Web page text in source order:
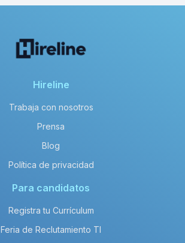
Hireline
Trabaja con nosotros
Prensa
Blog
Política de privacidad
Para candidatos
Registra tu Currículum
Feria de Reclutamiento TI